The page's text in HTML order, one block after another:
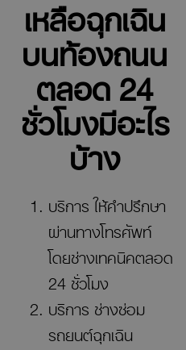
เหลือฉุกเฉิน
บนท้องถนน
ตลอด 24
ชั่วโมงมีอะไร
บ้าง
บริการ ให้คําปรึกษา
ผ่านทางโทรศัพท์
โดยช่างเทคนิคตลอด
24 ชั่วโมง
บริการ ช่างซ่อม
รถยนต์ฉุกเฉิน